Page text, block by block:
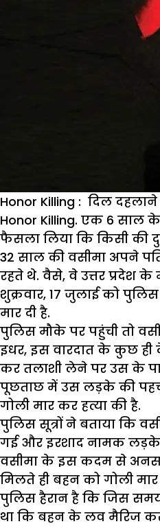
Honor Killing : दिल दहलाने
Honor Killing. एक 6 साल के
फैसला लिया कि किसी की
32 साल की वसीमा अपने
रहते थे. वैसे, वे उत्तर प्रदेश
शुक्रवार, 17 जुलाई को
मार दी है.
पुलिस मौके पर पहुंची तो
इधर, इस वारदात के कुछ ही
कर तलाशी लेने पर उस के
पूछताछ में उस लड़के की
गोली मार कर हत्या की है.
पुलिस सूत्रों ने बताया कि
गई और इरशाद नामक
वसीमा के इस कदम से अनस
मिलते ही बहन को गोली मार
पुलिस हैरान है कि जिस
था कि बहन के लव मैरिज